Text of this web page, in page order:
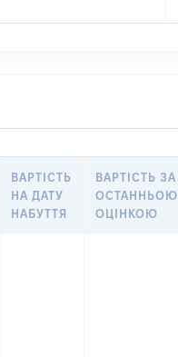
ВАРТІСТЬ
НА ДАТУ
НАБУТТЯ
ВАРТІСТЬ ЗА
ОСТАННЬОЮ
ОЦІНКОЮ